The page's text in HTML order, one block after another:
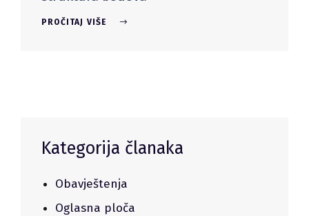
PROČITAJ VIŠE
Kategorija članaka
Obavještenja
Oglasna ploča